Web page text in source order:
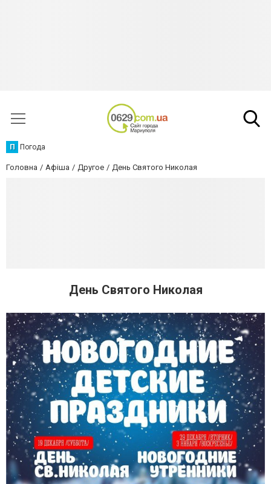
П Погода
Головна Афіша Другое День Святого Николая
День Святого Николая